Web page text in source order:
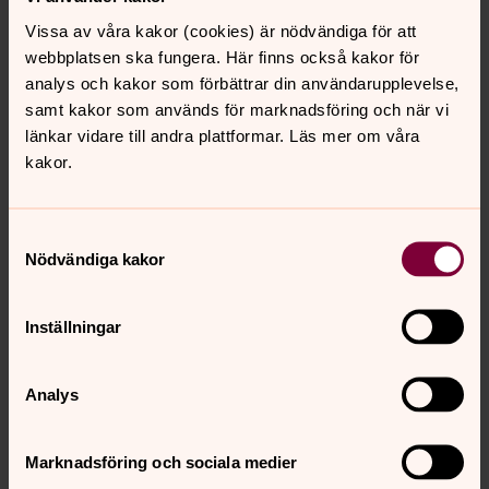
Vissa av våra kakor (cookies) är nödvändiga för att
webbplatsen ska fungera. Här finns också kakor för
analys och kakor som förbättrar din användarupplevelse,
samt kakor som används för marknadsföring och när vi
länkar vidare till andra plattformar. Läs mer om våra
kakor.
Nödvändiga kakor
Inställningar
Analys
Marknadsföring och sociala medier
Tilda Nordstierna
Församlingsherde i Näsets församling, Västra
E-post:tilda.nordstierna@svenskakyrkan.se
Välkommen till Näsets kyrka och församlingshem på
Hammarvägen 6 i Västra Frölunda. Här finns också